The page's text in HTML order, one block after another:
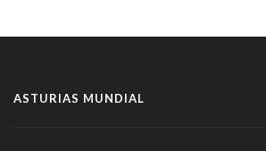
ASTURIAS MUNDIAL